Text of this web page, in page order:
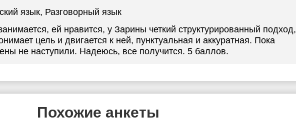
язык, Разговорный язык
ей нравится, у Зарины четкий структурированный подход,
цель и двигается к ней, пунктуальная и аккуратная. Пока
не наступили. Надеюсь, все получится. 5 баллов.
Похожие анкеты